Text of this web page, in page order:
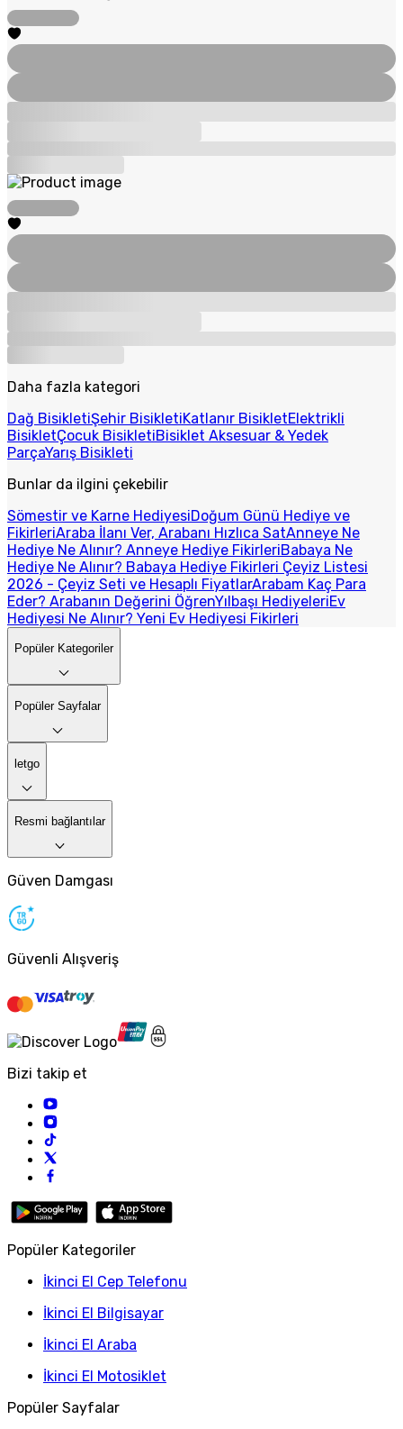
Daha fazla kategori
Dağ BisikletiŞehir BisikletiKatlanır BisikletElektrikli
BisikletÇocuk BisikletiBisiklet Aksesuar & Yedek
ParçaYarış Bisikleti
Bunlar da ilgini çekebilir
Sömestir ve Karne HediyesiDoğum Günü Hediye ve
FikirleriAraba İlanı Ver, Arabanı Hızlıca SatAnneye Ne
Hediye Ne Alınır? Anneye Hediye FikirleriBabaya Ne
Hediye Ne Alınır? Babaya Hediye Fikirleri Çeyiz Listesi
2026 - Çeyiz Seti ve Hesaplı FiyatlarArabam Kaç Para
Eder? Arabanın Değerini ÖğrenYılbaşı HediyeleriEv
Hediyesi Ne Alınır? Yeni Ev Hediyesi Fikirleri
Popüler Kategoriler
Popüler Sayfalar
letgo
Resmi bağlantılar
Güven Damgası
Güvenli Alışveriş
Bizi takip et
Popüler Kategoriler
İkinci El Cep Telefonu
İkinci El Bilgisayar
İkinci El Araba
İkinci El Motosiklet
Popüler Sayfalar